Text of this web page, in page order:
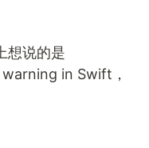
想说的是
in Swift，